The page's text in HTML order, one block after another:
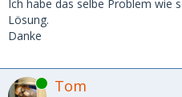
Ich habe das selbe Problem wie
Lösung.
Danke
Online Tom